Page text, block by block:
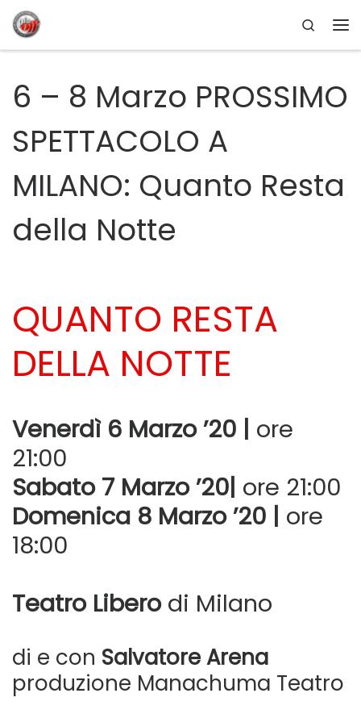
Passa al contenuto
Search
6 – 8 Marzo PROSSIMO
SPETTACOLO A
MILANO: Quanto Resta
della Notte
QUANTO RESTA
DELLA NOTTE
Venerdì 6 Marzo ’20 | ore
21:00
Sabato 7 Marzo ’20| ore 21:00
Domenica 8 Marzo ’20 | ore
18:00
Teatro Liberodi Milano
di e con Salvatore Arena
produzione Manachuma Teatro